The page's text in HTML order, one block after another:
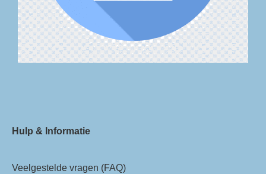
Hulp & Informatie
Veelgestelde vragen (FAQ)